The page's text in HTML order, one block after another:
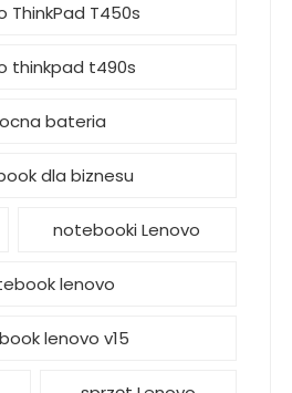
ThinkPad T450s
thinkpad t490s
bateria
dla biznesu
notebooki Lenovo
lenovo
lenovo v15